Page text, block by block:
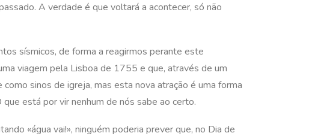
A verdade é que voltará a acontecer, só não
sísmicos, de forma a reagirmos perante este
viagem pela Lisboa de 1755 e que, através de um
sinos de igreja, mas esta nova atração é uma forma
está por vir nenhum de nós sabe ao certo.
«água vai!», ninguém poderia prever que, no Dia de